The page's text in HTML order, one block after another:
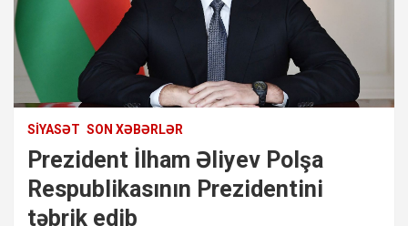
SIYASƏT SON XƏBƏRLƏR
Prezident İlham Əliyev Polşa
Respublikasının Prezidentini
təbrik edib